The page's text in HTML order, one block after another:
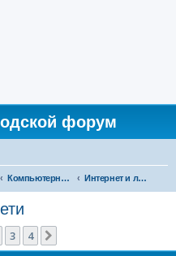
форум
Компьютерные и интернет технологиии Интернет и локальные сети
3 4